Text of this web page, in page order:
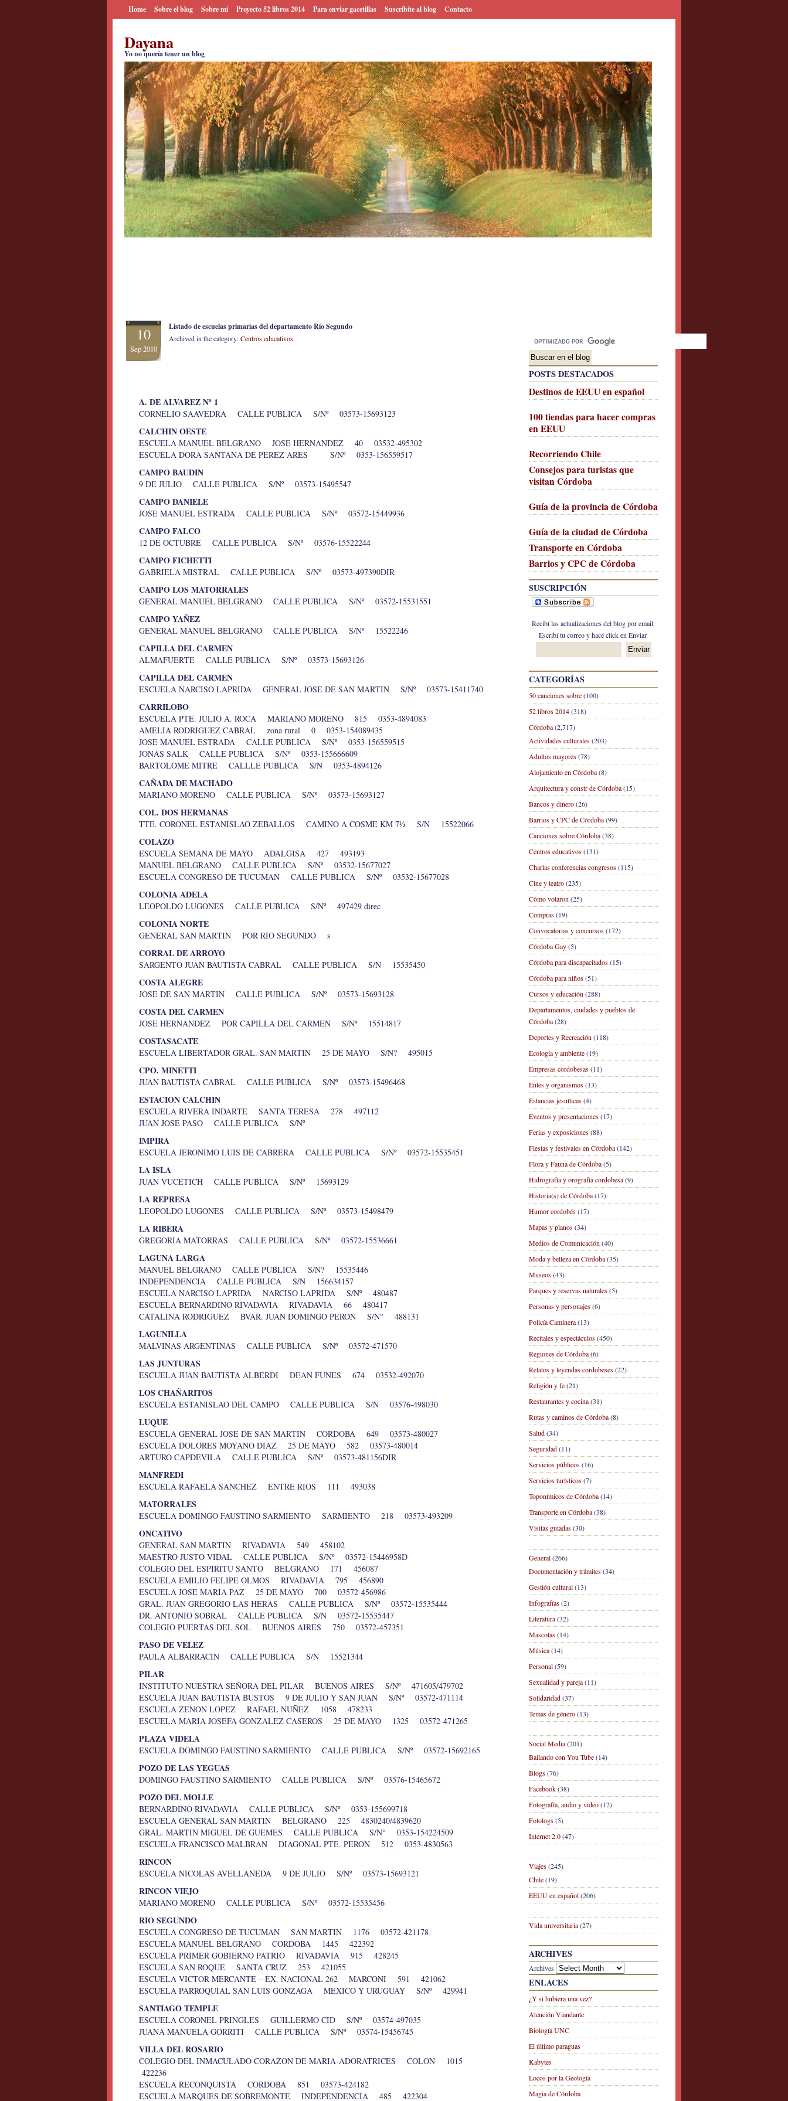
Home Sobre el blog Sobre mi Proyecto 52 libros 2014 Para enviar gacetillas Suscribite al blog Contacto
Dayana
Yo no quería tener un blog
POSTS DESTACADOS
Destinos de EEUU en español
100 tiendas para hacer compras
en EEUU
Recorriendo Chile
Consejos para turistas que
visitan Córdoba
Guía de la provincia de Córdoba
Guía de la ciudad de Córdoba
Transporte en Córdoba
Barrios y CPC de Córdoba
SUSCRIPCIÓN
Recibí las actualizaciones del blog por email.
Escribí tu correo y hacé click en Enviar.
CATEGORÍAS
50 canciones sobre(100)
52 libros 2014(318)
Córdoba(2,717)
Actividades culturales(203)
Adultos mayores(78)
Alojamiento en Córdoba(8)
Arquitectura y constr de Córdoba(15)
Bancos y dinero(26)
Barrios y CPC de Córdoba(99)
Canciones sobre Córdoba(38)
Centros educativos(131)
Charlas conferencias congresos(115)
Cine y teatro(235)
Cómo votaron (25)
Compras(19)
Convocatorias y concursos(172)
Córdoba Gay(5)
Córdoba para discapacitados(15)
Córdoba para niños(51)
Cursos y educación (288)
Departamentos, ciudades y pueblos de
Córdoba(28)
Deportes y Recreación (118)
Ecología y ambiente(19)
Empresas cordobesas(11)
Entes y organismos(13)
Estancias jesuíticas(4)
Eventos y presentaciones(17)
Ferias y exposiciones(88)
Fiestas y festivales en Córdoba(142)
Flora y Fauna de Córdoba(5)
Hidrografía y orografía cordobesa(9)
Historia(s) de Córdoba(17)
Humor cordobés(17)
Mapas y planos(34)
Medios de Comunicación (40)
Moda y belleza en Córdoba(35)
Museos(43)
Parques y reservas naturales(5)
Personas y personajes(6)
Policía Caminera(13)
Recitales y espectáculos(450)
Regiones de Córdoba(6)
Relatos y leyendas cordobeses(22)
Religión y fe(21)
Restaurantes y cocina(31)
Rutas y caminos de Córdoba(8)
Salud(34)
Seguridad(11)
Servicios públicos(16)
Servicios turísticos(7)
Toponímicos de Córdoba(14)
Transporte en Córdoba(38)
Visitas guiadas(30)
General(266)
Documentación y trámites(34)
Gestión cultural(13)
Infografías(2)
Literatura(32)
Mascotas(14)
Música(14)
Personal(59)
Sexualidad y pareja(11)
Solidaridad(37)
Temas de género(13)
Social Media(201)
Bailando con You Tube(14)
Blogs(76)
Facebook(38)
Fotografía, audio y video(12)
Fotologs(5)
Internet 2.0(47)
Viajes(245)
Chile(19)
EEUU en español(206)
Vida universitaria(27)
ARCHIVES
Archives
ENLACES
¿Y si hubiera una vez?
Atención Viandante
Biología UNC
El último paraguas
Kabytes
Locos por la Geología
Magia de Córdoba
10
Sep 2010
Listado de escuelas primarias del departamento Río Segundo
Archived in the category:Centros educativos
A. DE ALVAREZ Nº 1
CORNELIO SAAVEDRA CALLE PUBLICA S/Nº 03573-15693123
CALCHIN OESTE
ESCUELA MANUEL BELGRANO JOSE HERNANDEZ 40 03532-495302
ESCUELA DORA SANTANA DE PEREZ ARES S/Nº 0353-156559517
CAMPO BAUDIN
9 DE JULIO CALLE PUBLICA S/Nº 03573-15495547
CAMPO DANIELE
JOSE MANUEL ESTRADA CALLE PUBLICA S/Nº 03572-15449936
CAMPO FALCO
12 DE OCTUBRE CALLE PUBLICA S/Nº 03576-15522244
CAMPO FICHETTI
GABRIELA MISTRAL CALLE PUBLICA S/Nº 03573-497390DIR
CAMPO LOS MATORRALES
GENERAL MANUEL BELGRANO CALLE PUBLICA S/Nº 03572-15531551
CAMPO YAÑEZ
GENERAL MANUEL BELGRANO CALLE PUBLICA S/Nº 15522246
CAPILLA DEL CARMEN
ALMAFUERTE CALLE PUBLICA S/Nº 03573-15693126
CAPILLA DEL CARMEN
ESCUELA NARCISO LAPRIDA GENERAL JOSE DE SAN MARTIN S/Nº 03573-15411740
CARRILOBO
ESCUELA PTE. JULIO A. ROCA MARIANO MORENO 815 0353-4894083
AMELIA RODRIGUEZ CABRAL zona rural 0 0353-154089435
JOSE MANUEL ESTRADA CALLE PUBLICA S/Nº 0353-156559515
JONAS SALK CALLE PUBLICA S/Nº 0353-155666609
BARTOLOME MITRE CALLLE PUBLICA S/N 0353-4894126
CAÑADA DE MACHADO
MARIANO MORENO CALLE PUBLICA S/Nº 03573-15693127
COL. DOS HERMANAS
TTE. CORONEL ESTANISLAO ZEBALLOS CAMINO A COSME KM 7½ S/N 15522066
COLAZO
ESCUELA SEMANA DE MAYO ADALGISA 427 493193
MANUEL BELGRANO CALLE PUBLICA S/Nº 03532-15677027
ESCUELA CONGRESO DE TUCUMAN CALLE PUBLICA S/Nº 03532-15677028
COLONIA ADELA
LEOPOLDO LUGONES CALLE PUBLICA S/Nº 497429 direc
COLONIA NORTE
GENERAL SAN MARTIN POR RIO SEGUNDO s
CORRAL DE ARROYO
SARGENTO JUAN BAUTISTA CABRAL CALLE PUBLICA S/N 15535450
COSTA ALEGRE
JOSE DE SAN MARTIN CALLE PUBLICA S/Nº 03573-15693128
COSTA DEL CARMEN
JOSE HERNANDEZ POR CAPILLA DEL CARMEN S/Nº 15514817
COSTASACATE
ESCUELA LIBERTADOR GRAL. SAN MARTIN 25 DE MAYO S/N? 495015
CPO. MINETTI
JUAN BAUTISTA CABRAL CALLE PUBLICA S/Nº 03573-15496468
ESTACION CALCHIN
ESCUELA RIVERA INDARTE SANTA TERESA 278 497112
JUAN JOSE PASO CALLE PUBLICA S/Nº
IMPIRA
ESCUELA JERONIMO LUIS DE CABRERA CALLE PUBLICA S/Nº 03572-15535451
LA ISLA
JUAN VUCETICH CALLE PUBLICA S/Nº 15693129
LA REPRESA
LEOPOLDO LUGONES CALLE PUBLICA S/Nº 03573-15498479
LA RIBERA
GREGORIA MATORRAS CALLE PUBLICA S/Nº 03572-15536661
LAGUNA LARGA
MANUEL BELGRANO CALLE PUBLICA S/N? 15535446
INDEPENDENCIA CALLE PUBLICA S/N 156634157
ESCUELA NARCISO LAPRIDA NARCISO LAPRIDA S/Nº 480487
ESCUELA BERNARDINO RIVADAVIA RIVADAVIA 66 480417
CATALINA RODRIGUEZ BVAR. JUAN DOMINGO PERON S/N° 488131
LAGUNILLA
MALVINAS ARGENTINAS CALLE PUBLICA S/Nº 03572-471570
LAS JUNTURAS
ESCUELA JUAN BAUTISTA ALBERDI DEAN FUNES 674 03532-492070
LOS CHAÑARITOS
ESCUELA ESTANISLAO DEL CAMPO CALLE PUBLICA S/N 03576-498030
LUQUE
ESCUELA GENERAL JOSE DE SAN MARTIN CORDOBA 649 03573-480027
ESCUELA DOLORES MOYANO DIAZ 25 DE MAYO 582 03573-480014
ARTURO CAPDEVILA CALLE PUBLICA S/Nº 03573-481156DIR
MANFREDI
ESCUELA RAFAELA SANCHEZ ENTRE RIOS 111 493038
MATORRALES
ESCUELA DOMINGO FAUSTINO SARMIENTO SARMIENTO 218 03573-493209
ONCATIVO
GENERAL SAN MARTIN RIVADAVIA 549 458102
MAESTRO JUSTO VIDAL CALLE PUBLICA S/Nº 03572-15446958D
COLEGIO DEL ESPIRITU SANTO BELGRANO 171 456087
ESCUELA EMILIO FELIPE OLMOS RIVADAVIA 795 456890
ESCUELA JOSE MARIA PAZ 25 DE MAYO 700 03572-456986
GRAL. JUAN GREGORIO LAS HERAS CALLE PUBLICA S/Nº 03572-15535444
DR. ANTONIO SOBRAL CALLE PUBLICA S/N 03572-15535447
COLEGIO PUERTAS DEL SOL BUENOS AIRES 750 03572-457351
PASO DE VELEZ
PAULA ALBARRACIN CALLE PUBLICA S/N 15521344
PILAR
INSTITUTO NUESTRA SEÑORA DEL PILAR BUENOS AIRES S/Nº 471605/479702
ESCUELA JUAN BAUTISTA BUSTOS 9 DE JULIO Y SAN JUAN S/Nº 03572-471114
ESCUELA ZENON LOPEZ RAFAEL NUÑEZ 1058 478233
ESCUELA MARIA JOSEFA GONZALEZ CASEROS 25 DE MAYO 1325 03572-471265
PLAZA VIDELA
ESCUELA DOMINGO FAUSTINO SARMIENTO CALLE PUBLICA S/Nº 03572-15692165
POZO DE LAS YEGUAS
DOMINGO FAUSTINO SARMIENTO CALLE PUBLICA S/Nº 03576-15465672
POZO DEL MOLLE
BERNARDINO RIVADAVIA CALLE PUBLICA S/Nº 0353-155699718
ESCUELA GENERAL SAN MARTIN BELGRANO 225 4830240/4839620
GRAL. MARTIN MIGUEL DE GUEMES CALLE PUBLICA S/N° 0353-154224509
ESCUELA FRANCISCO MALBRAN DIAGONAL PTE. PERON 512 0353-4830563
RINCON
ESCUELA NICOLAS AVELLANEDA 9 DE JULIO S/Nº 03573-15693121
RINCON VIEJO
MARIANO MORENO CALLE PUBLICA S/Nº 03572-15535456
RIO SEGUNDO
ESCUELA CONGRESO DE TUCUMAN SAN MARTIN 1176 03572-421178
ESCUELA MANUEL BELGRANO CORDOBA 1445 422392
ESCUELA PRIMER GOBIERNO PATRIO RIVADAVIA 915 428245
ESCUELA SAN ROQUE SANTA CRUZ 253 421055
ESCUELA VICTOR MERCANTE – EX. NACIONAL 262 MARCONI 591 421062
ESCUELA PARROQUIAL SAN LUIS GONZAGA MEXICO Y URUGUAY S/Nº 429941
SANTIAGO TEMPLE
ESCUELA CORONEL PRINGLES GUILLERMO CID S/Nº 03574-497035
JUANA MANUELA GORRITI CALLE PUBLICA S/Nº 03574-15456745
VILLA DEL ROSARIO
COLEGIO DEL INMACULADO CORAZON DE MARIA-ADORATRICES COLON 1015
422236
ESCUELA RECONQUISTA CORDOBA 851 03573-424182
ESCUELA MARQUES DE SOBREMONTE INDEPENDENCIA 485 422304